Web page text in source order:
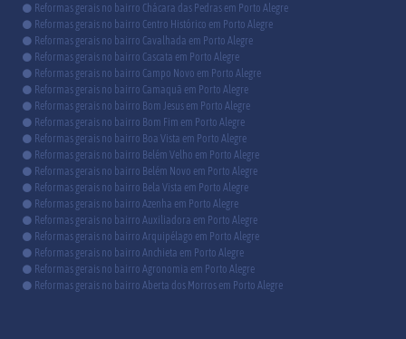
Reformas gerais no bairro Chácara das Pedras em Porto Alegre
Reformas gerais no bairro Centro Histórico em Porto Alegre
Reformas gerais no bairro Cavalhada em Porto Alegre
Reformas gerais no bairro Cascata em Porto Alegre
Reformas gerais no bairro Campo Novo em Porto Alegre
Reformas gerais no bairro Camaquã em Porto Alegre
Reformas gerais no bairro Bom Jesus em Porto Alegre
Reformas gerais no bairro Bom Fim em Porto Alegre
Reformas gerais no bairro Boa Vista em Porto Alegre
Reformas gerais no bairro Belém Velho em Porto Alegre
Reformas gerais no bairro Belém Novo em Porto Alegre
Reformas gerais no bairro Bela Vista em Porto Alegre
Reformas gerais no bairro Azenha em Porto Alegre
Reformas gerais no bairro Auxiliadora em Porto Alegre
Reformas gerais no bairro Arquipélago em Porto Alegre
Reformas gerais no bairro Anchieta em Porto Alegre
Reformas gerais no bairro Agronomia em Porto Alegre
Reformas gerais no bairro Aberta dos Morros em Porto Alegre